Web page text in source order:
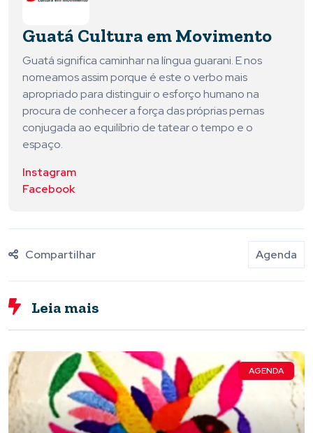
Guatá Cultura em Movimento
Guatá significa caminhar na língua guarani. E nos
nomeamos assim porque é este o verbo mais
apropriado para distinguir o esforço humano na
procura de conhecer a força das próprias pernas
conjugada ao equilíbrio de tatear o tempo e o
espaço.
Instagram
Facebook
Compartilhar Agenda
Leia mais
AGENDA